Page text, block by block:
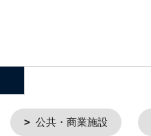
公共・商業施設